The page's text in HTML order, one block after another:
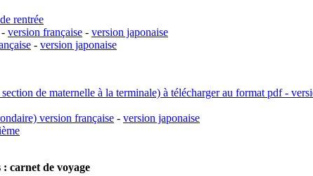
rentrée
version française - version japonaise
- version japonaise
de maternelle à la terminale) à télécharger au format pdf -
version française - version japonaise
: carnet de voyage